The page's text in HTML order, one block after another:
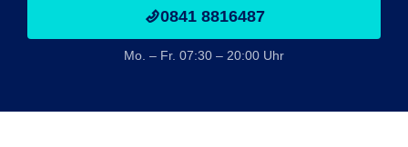
0841 8816487
Mo. – Fr. 07:30 – 20:00 Uhr